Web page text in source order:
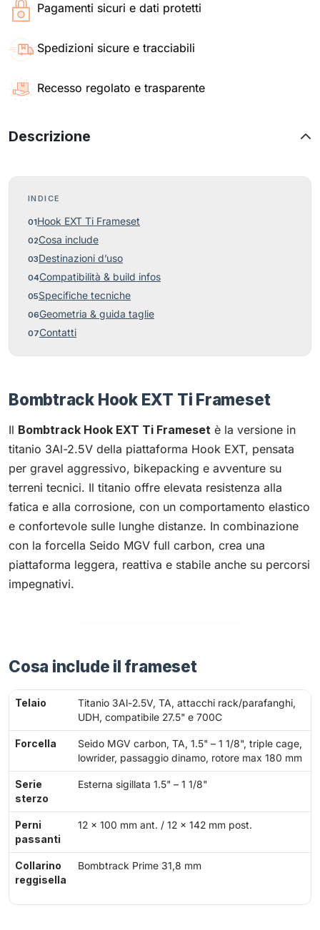
Pagamenti sicuri e dati protetti
Spedizioni sicure e tracciabili
Recesso regolato e trasparente
Descrizione
INDICE
Hook EXT Ti Frameset
Cosa include
Destinazioni d’uso
Compatibilità & build infos
Specifiche tecniche
Geometria & guida taglie
Contatti
Bombtrack Hook EXT Ti Frameset
Il Bombtrack Hook EXT Ti Frameset è la versione in
titanio 3Al-2.5V della piattaforma Hook EXT, pensata
per gravel aggressivo, bikepacking e avventure su
terreni tecnici. Il titanio offre elevata resistenza alla
fatica e alla corrosione, con un comportamento elastico
e confortevole sulle lunghe distanze. In combinazione
con la forcella Seido MGV full carbon, crea una
piattaforma leggera, reattiva e stabile anche su percorsi
impegnativi.
Cosa include il frameset
Telaio
Titanio 3Al-2.5V, TA, attacchi rack/parafanghi,
UDH, compatibile 27.5" e 700C
Forcella
Seido MGV carbon, TA, 1.5" – 1 1/8", triple cage,
lowrider, passaggio dinamo, rotore max 180 mm
Serie
sterzo
Esterna sigillata 1.5" – 1 1/8"
Perni
passanti
12 × 100 mm ant. / 12 × 142 mm post.
Collarino
reggisella
Bombtrack Prime 31,8 mm